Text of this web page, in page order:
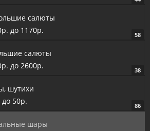
салюты
до 1170р.
58
салюты
до 2600р.
38
шутихи
до 50р.
86
шары